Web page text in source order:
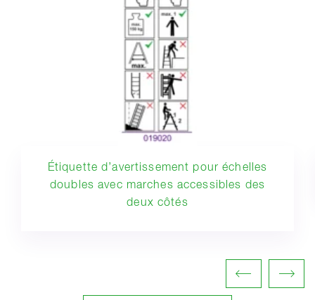
Étiquette d’avertissement pour échelles
doubles avec marches accessibles des
deux côtés